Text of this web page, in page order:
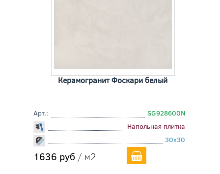
Керамогранит Фоскари белый
Арт.:
SG928600N
Напольная плитка
30x30
1636 руб / м2